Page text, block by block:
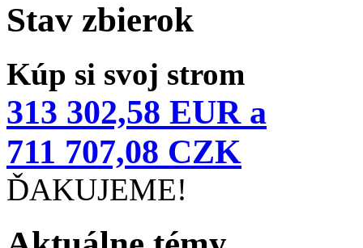
Stav zbierok
Kúp si svoj strom
313 302,58 EUR a
711 707,08 CZK
ĎAKUJEME!